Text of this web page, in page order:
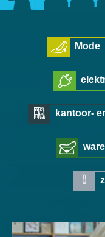
Mode
kantoor-